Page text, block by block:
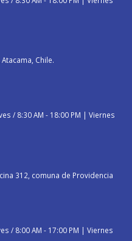
Chile.
/ 8:30 AM - 18:00 PM | Viernes
312, comuna de Providencia
/ 8:00 AM - 17:00 PM | Viernes